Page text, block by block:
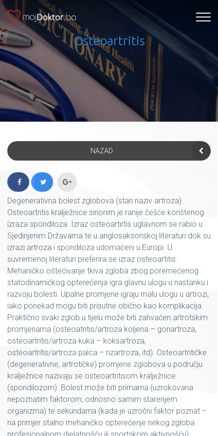
Osteoartritis
NAZAD
Degenerativna bolest zglobova (stari naziv artroza).
Osteoartritis kralježnice sinonim je ranije češće korištenog
izraza spondiloza. Izraz osteoartirtis uglavnom se rabio u
Sjedinjenim Državama te u anglosaksonskoj literaturi dok su
izrazi artroza i spondiloza udomaćeni u Europi. U
suvremenoj literaturi preferira se izraz osteoartitis.
Mehaničko oštećivanje tkiva zgloba zbog poremećenog
statodinamičkog opterećenja igra glavnu ulogu u nastanku i
razvoju bolesti. Upalne promjene igraju malu ulogu u artrozi,
iako ponekad mogu biti prisutne obično kao komplikacija.
Praktično svaki zglob u tijelu može biti zahvaćen artrotskim
promjenama (osteoatritis/artroza koljena – gonartroza,
osteoartritis/artroza kuka – koksartroza,
osteoartritis/artroza palca – rizartroza, itd). Osteoartritičke
(degenerativne, artrotičke) promjene zglobova u području
kralježnice nazivaju se osteoartritisom kralježnice
(spondilozom). Bolest može biti primarna (uzrokovana
nepoznatim faktorom, odnosno samim starenjem
organizma) te sekundarna (kada je uzročni faktor poznat –
na primjer stalno mehaničko opterećenje nekog zgloba